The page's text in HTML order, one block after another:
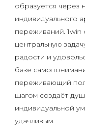
образуется через
индивидуального
переживаний. 1win
центральную
радости и
базе
переживающий
шагом создаёт
индивидуальной
удачливым.